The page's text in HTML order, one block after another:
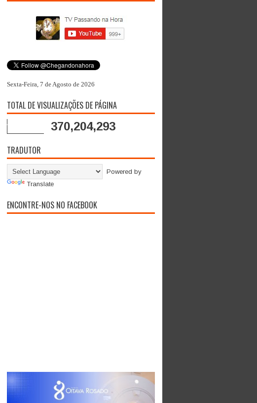
Sexta-Feira, 7 de Agosto de 2026
TOTAL DE VISUALIZAÇÕES DE PÁGINA
370,204,293
TRADUTOR
Powered by
Translate
ENCONTRE-NOS NO FACEBOOK